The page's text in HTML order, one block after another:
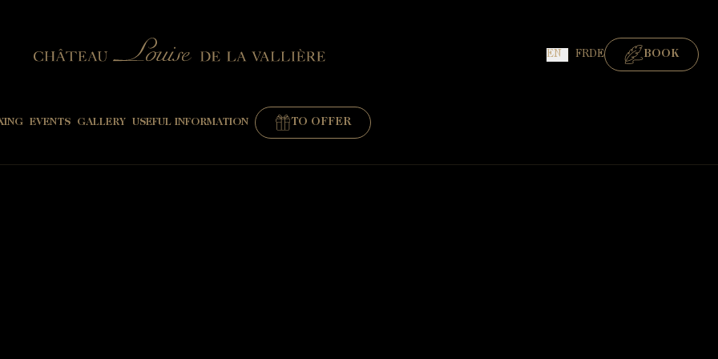
EN FRDE BOOK
EVENTS GALLERY USEFUL INFORMATION TO OFFER